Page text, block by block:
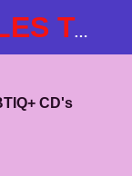
DE SALLY BOWLES TALKSHOWS
CD's